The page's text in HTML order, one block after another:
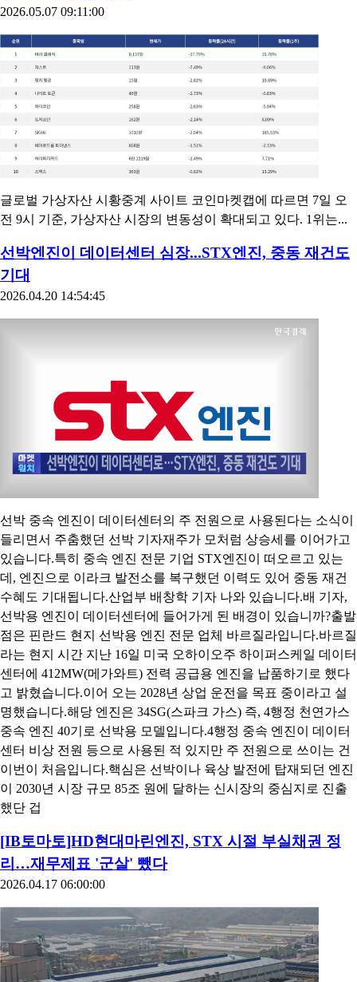
2026.05.07 09:11:00
글로벌 가상자산 시황중계 사이트 코인마켓캡에 따르면 7일 오
전 9시 기준, 가상자산 시장의 변동성이 확대되고 있다. 1위는...
선박엔진이 데이터센터 심장...STX엔진, 중동 재건도
기대
2026.04.20 14:54:45
선박 중속 엔진이 데이터센터의 주 전원으로 사용된다는 소식이
들리면서 주춤했던 선박 기자재주가 모처럼 상승세를 이어가고
있습니다.특히 중속 엔진 전문 기업 STX엔진이 떠오르고 있는
데, 엔진으로 이라크 발전소를 복구했던 이력도 있어 중동 재건
수혜도 기대됩니다.산업부 배창학 기자 나와 있습니다.배 기자,
선박용 엔진이 데이터센터에 들어가게 된 배경이 있습니까?출발
점은 핀란드 현지 선박용 엔진 전문 업체 바르질라입니다.바르질
라는 현지 시간 지난 16일 미국 오하이오주 하이퍼스케일 데이터
센터에 412MW(메가와트) 전력 공급용 엔진을 납품하기로 했다
고 밝혔습니다.이어 오는 2028년 상업 운전을 목표 중이라고 설
명했습니다.해당 엔진은 34SG(스파크 가스) 즉, 4행정 천연가스
중속 엔진 40기로 선박용 모델입니다.4행정 중속 엔진이 데이터
센터 비상 전원 등으로 사용된 적 있지만 주 전원으로 쓰이는 건
이번이 처음입니다.핵심은 선박이나 육상 발전에 탑재되던 엔진
이 2030년 시장 규모 85조 원에 달하는 신시장의 중심지로 진출
했단 겁
[IB토마토]HD현대마린엔진, STX 시절 부실채권 정
리…재무제표 '군살' 뺐다
2026.04.17 06:00:00